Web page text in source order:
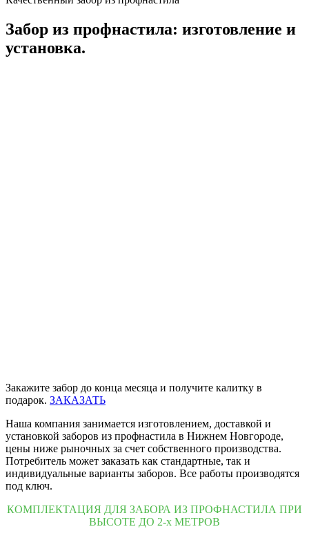
Забор из профнастила: изготовление и
установка.
Закажите забор до конца месяца и получите калитку в
подарок. ЗАКАЗАТЬ
Наша компания занимается изготовлением, доставкой и
установкой заборов из профнастила в Нижнем Новгороде,
цены ниже рыночных за счет собственного производства.
Потребитель может заказать как стандартные, так и
индивидуальные варианты заборов. Все работы производятся
под ключ.
КОМПЛЕКТАЦИЯ ДЛЯ ЗАБОРА ИЗ ПРОФНАСТИЛА ПРИ
ВЫСОТЕ ДО 2-х МЕТРОВ